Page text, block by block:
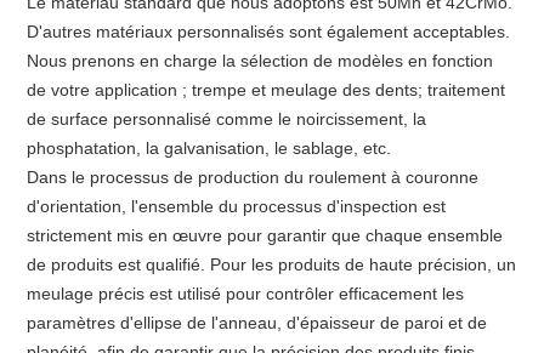
D'autres matériaux personnalisés sont également acceptables.
Nous prenons en charge la sélection de modèles en fonction
de votre application ; trempe et meulage des dents; traitement
de surface personnalisé comme le noircissement, la
phosphatation, la galvanisation, le sablage, etc.
Dans le processus de production du roulement à couronne
d'orientation, l'ensemble du processus d'inspection est
strictement mis en œuvre pour garantir que chaque ensemble
de produits est qualifié. Pour les produits de haute précision, un
meulage précis est utilisé pour contrôler efficacement les
paramètres d'ellipse de l'anneau, d'épaisseur de paroi et de